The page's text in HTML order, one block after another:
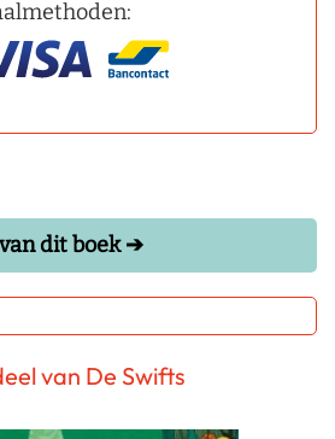
dit boek ➔
van De Swifts